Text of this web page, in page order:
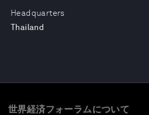
Headquarters
Thailand
世界経済フォーラムについて